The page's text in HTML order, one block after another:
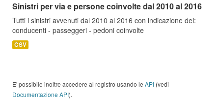
Sinistri per via e persone coinvolte dal 2010 al 2016
Tutti i sinistri avvenuti dal 2010 al 2016 con indicazione dei:
conducenti - passeggeri - pedoni coinvolte
CSV
E' possibile inoltre accedere al registro usando le API (vedi
Documentazione API).